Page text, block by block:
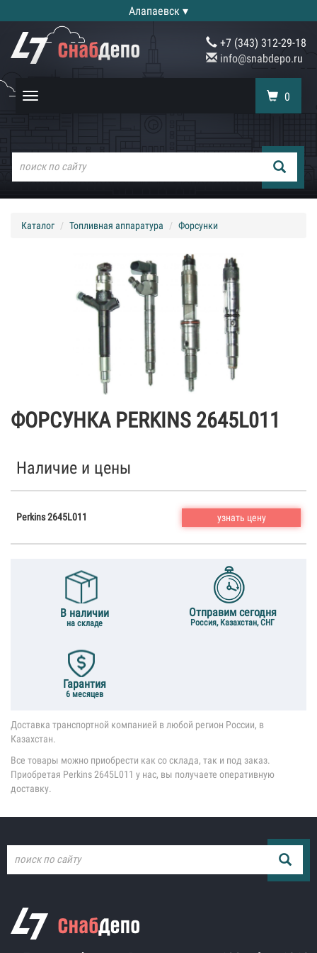
Алапаевск ▾
+7 (343) 312-29-18
info@snabdepo.ru
Toggle
0
Каталог Топливная аппаратура Форсунки
ФОРСУНКА PERKINS 2645L011
Наличие и цены
Perkins 2645L011 узнать цену
В наличии
на складе
Отправим сегодня
Россия, Казахстан, СНГ
Гарантия
6 месяцев
Доставка транспортной компанией в любой регион России, в
Казахстан.
Все товары можно приобрести как со склада, так и под заказ.
Приобретая Perkins 2645L011 у нас, вы получаете оперативную
доставку.